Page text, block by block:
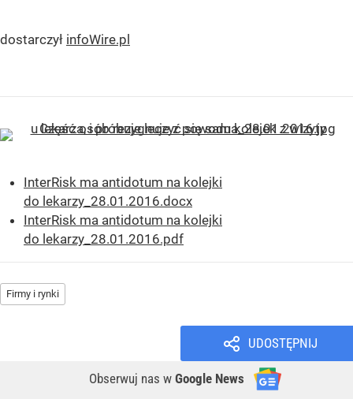
dostarczył infoWire.pl
InterRisk ma antidotum na kolejki
do lekarzy_28.01.2016.docx
InterRisk ma antidotum na kolejki
do lekarzy_28.01.2016.pdf
Firmy i rynki
UDOSTĘPNIJ
Obserwuj nas w Google News